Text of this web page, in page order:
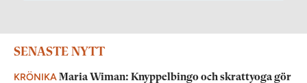
SENASTE NYTT
KRÖNIKA Maria Wiman: Knyppelbingo och skrattyoga gör